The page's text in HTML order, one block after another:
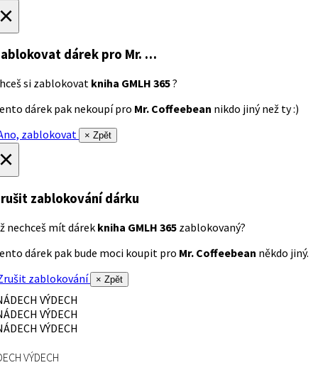
dárek pro Mr. …
si zablokovat kniha GMLH 365?
dárek pak nekoupí pro Mr. Coffeebean nikdo jiný než ty :)
zablokovat
× Zpět
zablokování dárku
nechceš mít dárek kniha GMLH 365 zablokovaný?
dárek pak bude moci koupit pro Mr. Coffeebean někdo jiný.
zablokování
× Zpět
VÝDECH